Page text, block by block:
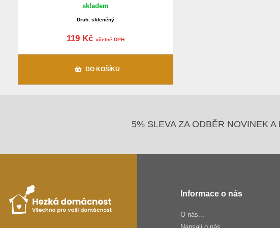
skladem
Druh: skleněný
119 Kč včetně DPH
DO KOŠÍKU
5% SLEVA ZA ODBĚR NOVINEK A
Informace o nás
O nás...